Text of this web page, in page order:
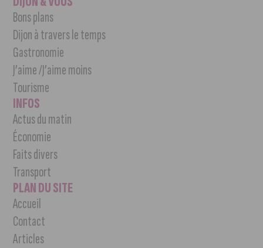
Bons plans
Dijon à travers le temps
Gastronomie
J’aime /J’aime moins
Tourisme
INFOS
Actus du matin
Économie
Faits divers
Transport
PLAN DU SITE
Accueil
Contact
Articles